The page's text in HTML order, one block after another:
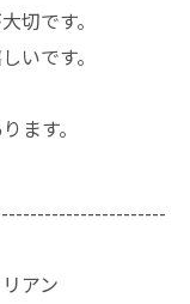
切です。
いです。
ます。
アン